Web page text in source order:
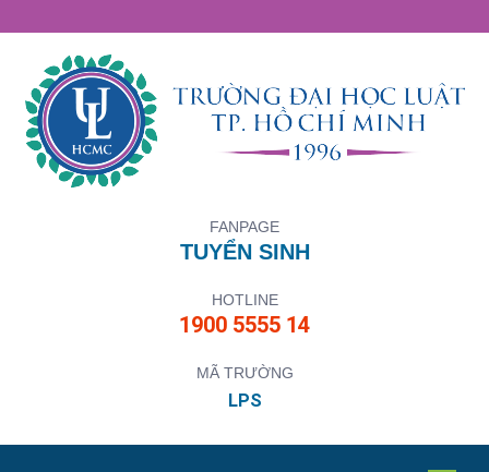
FANPAGE
TUYỂN SINH
HOTLINE
1900 5555 14
MÃ TRƯỜNG
LPS